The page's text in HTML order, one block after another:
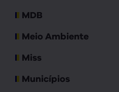
MDB
Meio Ambiente
Miss
Municípios